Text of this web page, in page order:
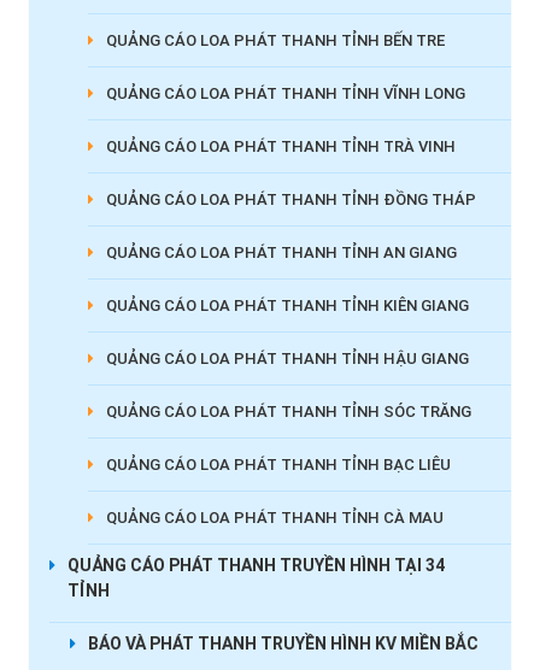
QUẢNG CÁO LOA PHÁT THANH TỈNH BẾN TRE
QUẢNG CÁO LOA PHÁT THANH TỈNH VĨNH LONG
QUẢNG CÁO LOA PHÁT THANH TỈNH TRÀ VINH
QUẢNG CÁO LOA PHÁT THANH TỈNH ĐỒNG THÁP
QUẢNG CÁO LOA PHÁT THANH TỈNH AN GIANG
QUẢNG CÁO LOA PHÁT THANH TỈNH KIÊN GIANG
QUẢNG CÁO LOA PHÁT THANH TỈNH HẬU GIANG
QUẢNG CÁO LOA PHÁT THANH TỈNH SÓC TRĂNG
QUẢNG CÁO LOA PHÁT THANH TỈNH BẠC LIÊU
QUẢNG CÁO LOA PHÁT THANH TỈNH CÀ MAU
QUẢNG CÁO PHÁT THANH TRUYỀN HÌNH TẠI 34
TỈNH
BÁO VÀ PHÁT THANH TRUYỀN HÌNH KV MIỀN BẮC